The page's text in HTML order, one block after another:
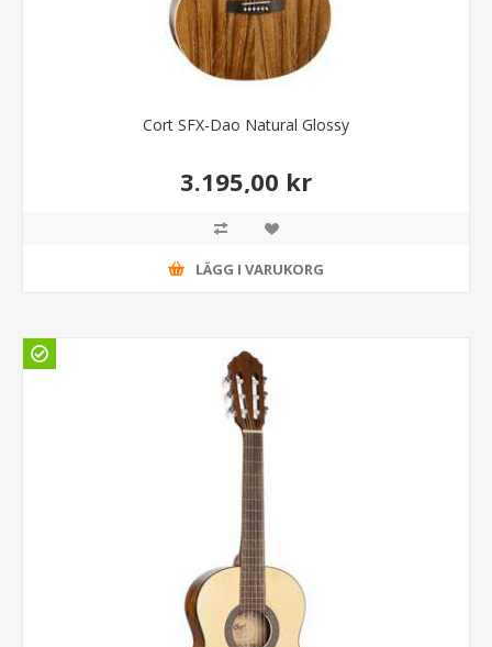
Cort SFX-Dao Natural Glossy
3.195,00 kr
LÄGG I VARUKORG